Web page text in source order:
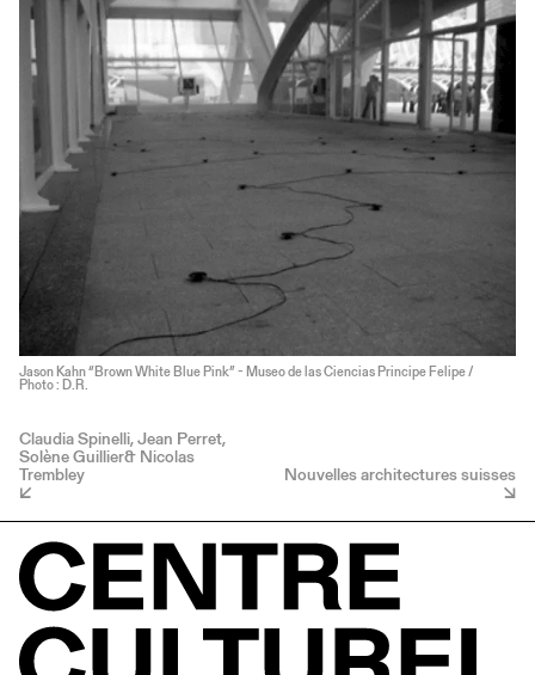
Jason Kahn “Brown White Blue Pink” - Museo de las Ciencias Principe Felipe /
Photo : D.R.
Claudia Spinelli, Jean Perret,
Solène Guillier& Nicolas
Trembley Nouvelles architectures suisses